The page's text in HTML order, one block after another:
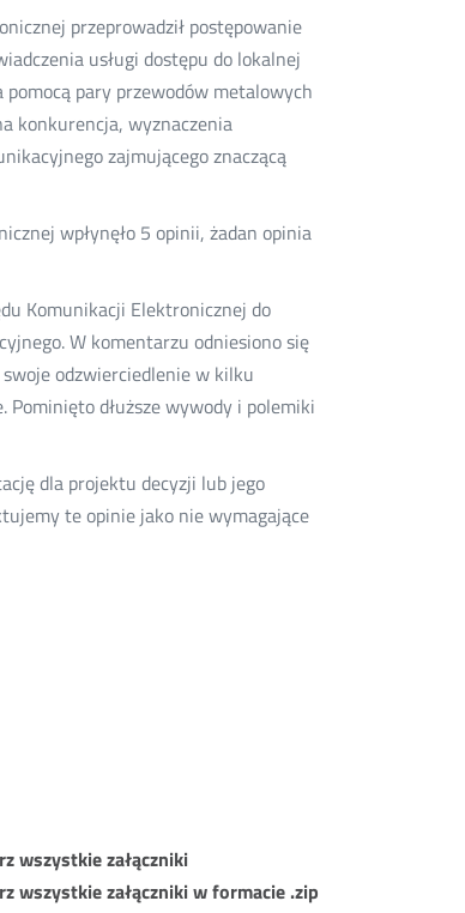
przeprowadził postępowanie
usługi dostępu do lokalnej
pomocą pary przewodów metalowych
konkurencja, wyznaczenia
zajmującego znaczącą
wpłynęło 5 opinii, żadan opinia
Komunikacji Elektronicznej do
W komentarzu odniesiono się
odzwierciedlenie w kilku
dłuższe wywody i polemiki
dla projektu decyzji lub jego
te opinie jako nie wymagające
wszystkie załączniki
wszystkie załączniki w formacie .zip